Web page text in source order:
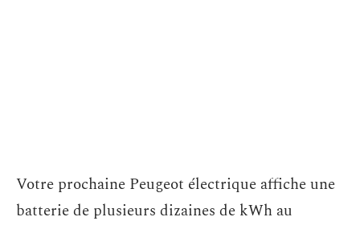
Votre prochaine Peugeot électrique affiche une
batterie de plusieurs dizaines de kWh au